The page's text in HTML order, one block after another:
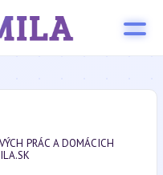
PRÁC A DOMÁCICH